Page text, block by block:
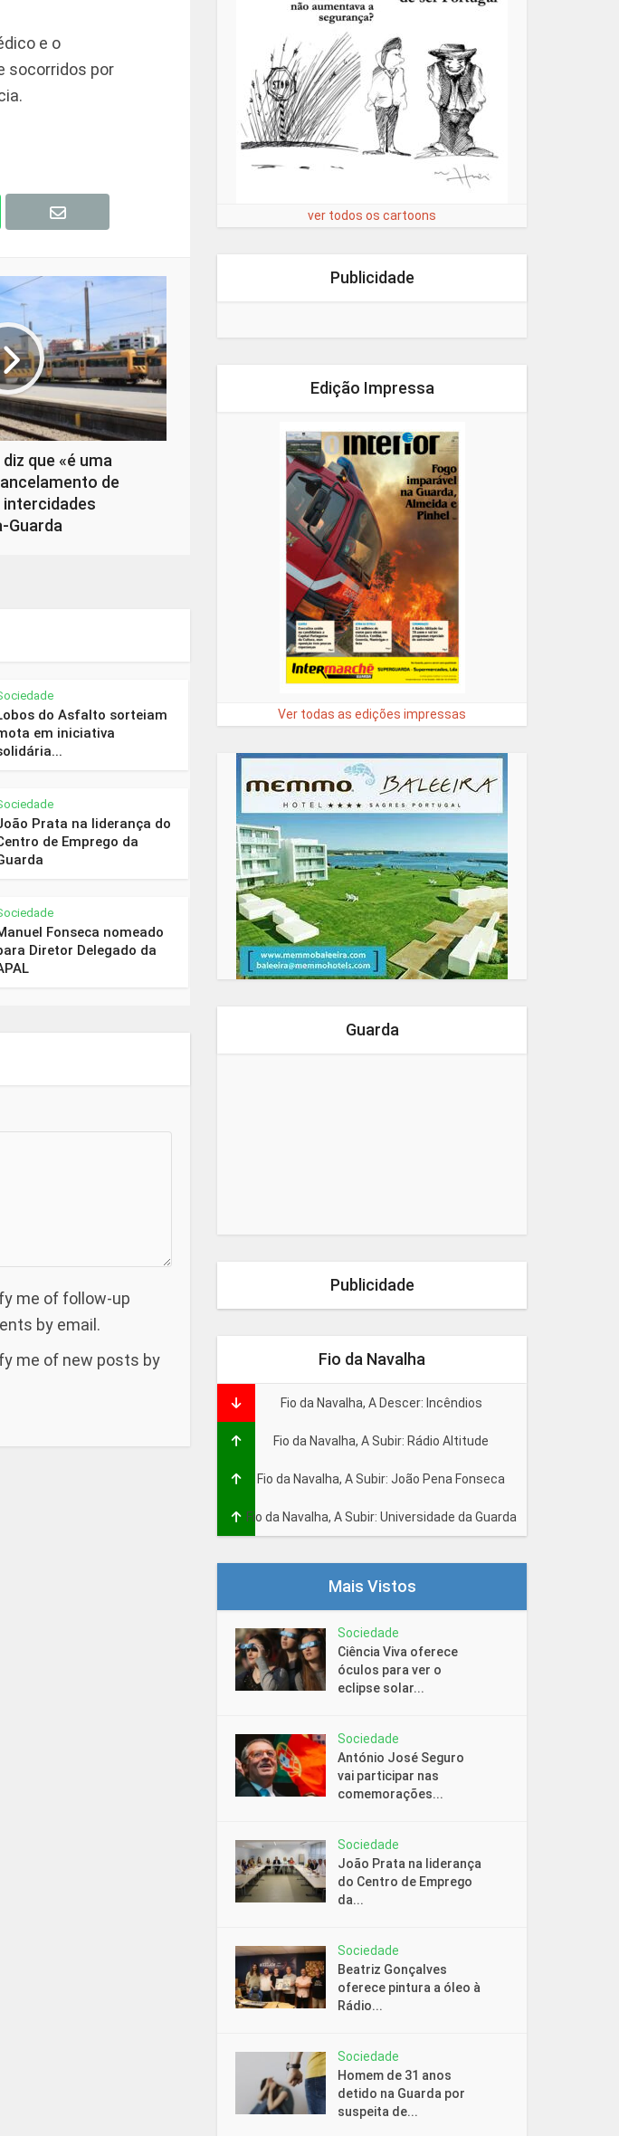
e o
socorridos por
que «é uma
de
intercidades
Guarda
do Asfalto sorteiam
em iniciativa
Prata na liderança do
de Emprego da
Fonseca nomeado
Diretor Delegado da
me of follow-up
by email.
me of new posts by
ver todos os cartoons
Publicidade
Edição Impressa
Ver todas as edições impressas
Guarda
Publicidade
Fio da Navalha
Fio da Navalha, A Descer: Incêndios
Fio da Navalha, A Subir: Rádio Altitude
Fio da Navalha, A Subir: João Pena Fonseca
Fio da Navalha, A Subir: Universidade da Guarda
Mais Vistos
Sociedade
Ciência Viva oferece
óculos para ver o
eclipse solar...
Sociedade
António José Seguro
vai participar nas
comemorações...
Sociedade
João Prata na liderança
do Centro de Emprego
da...
Sociedade
Beatriz Gonçalves
oferece pintura a óleo à
Rádio...
Sociedade
Homem de 31 anos
detido na Guarda por
suspeita de...